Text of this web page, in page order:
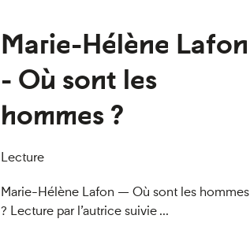
Marie-Hélène Lafon
- Où sont les
hommes ?
Lecture
Marie-Hélène Lafon — Où sont les hommes
? Lecture par l’autrice suivie ...